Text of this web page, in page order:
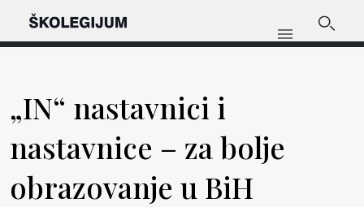
„IN“ nastavnici i
nastavnice – za bolje
obrazovanje u BiH